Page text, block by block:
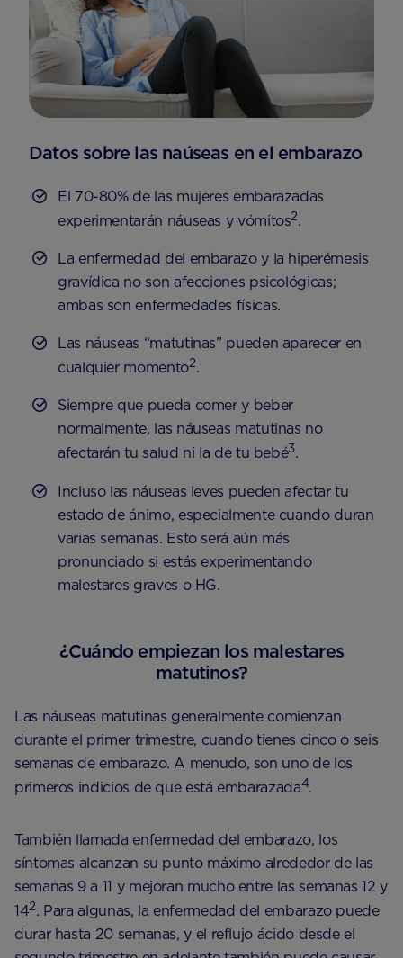
Datos sobre las naúseas en el embarazo
El 70-80% de las mujeres embarazadas
experimentarán náuseas y vómitos2.
La enfermedad del embarazo y la hiperémesis
gravídica no son afecciones psicológicas;
ambas son enfermedades físicas.
Las náuseas “matutinas” pueden aparecer en
cualquier momento2.
Siempre que pueda comer y beber
normalmente, las náuseas matutinas no
afectarán tu salud ni la de tu bebé3.
Incluso las náuseas leves pueden afectar tu
estado de ánimo, especialmente cuando duran
varias semanas. Esto será aún más
pronunciado si estás experimentando
malestares graves o HG.
¿Cuándo empiezan los malestares
matutinos?
Las náuseas matutinas generalmente comienzan
durante el primer trimestre, cuando tienes cinco o seis
semanas de embarazo. A menudo, son uno de los
primeros indicios de que está embarazada4.
También llamada enfermedad del embarazo, los
síntomas alcanzan su punto máximo alrededor de las
semanas 9 a 11 y mejoran mucho entre las semanas 12 y
142. Para algunas, la enfermedad del embarazo puede
durar hasta 20 semanas, y el reflujo ácido desde el